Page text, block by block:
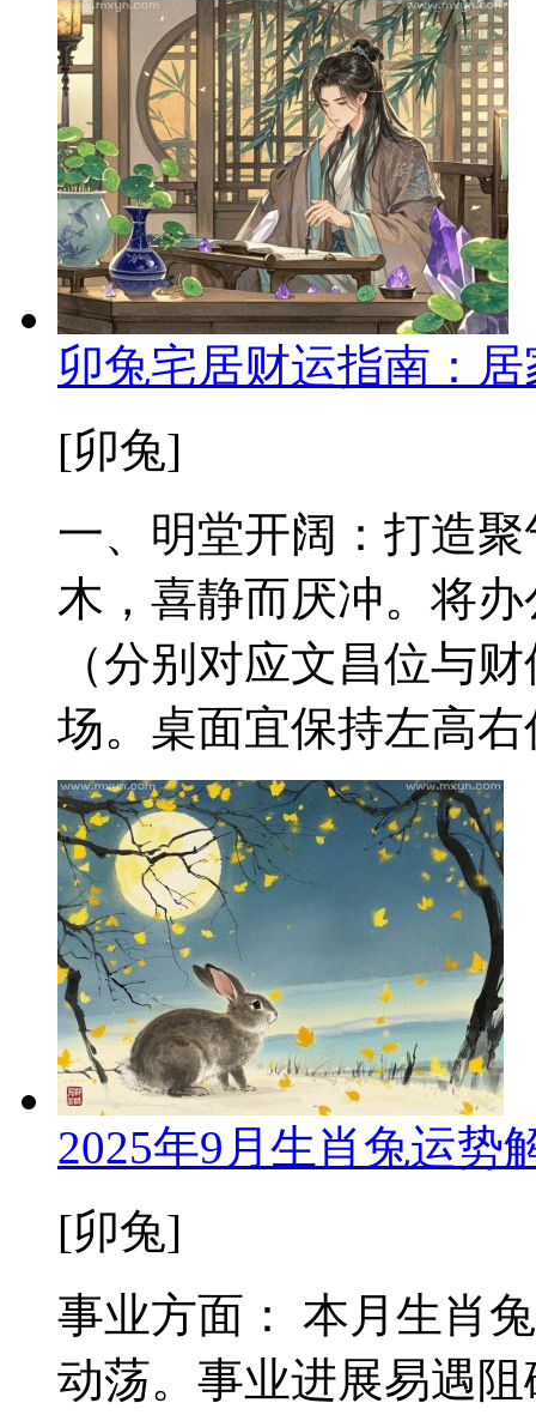
卯兔宅居财运指南：
[卯兔]
一、明堂开阔：打造
木，喜静而厌冲。将
（分别对应文昌位与
场。桌面宜保持左高
2025年9月生肖兔运势
[卯兔]
事业方面： 本月生肖
动荡。事业进展易遇